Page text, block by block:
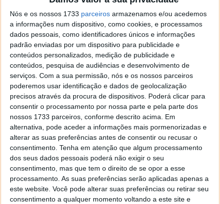
Nós e os nossos 1733 parceiros armazenamos e/ou acedemos
a informações num dispositivo, como cookies, e processamos
dados pessoais, como identificadores únicos e informações
padrão enviadas por um dispositivo para publicidade e
conteúdos personalizados, medição de publicidade e
conteúdos, pesquisa de audiências e desenvolvimento de
serviços. Com a sua permissão, nós e os nossos parceiros
poderemos usar identificação e dados de geolocalização
precisos através da procura de dispositivos. Poderá clicar para
consentir o processamento por nossa parte e pela parte dos
nossos 1733 parceiros, conforme descrito acima. Em
alternativa, pode aceder a informações mais pormenorizadas e
alterar as suas preferências antes de consentir ou recusar o
consentimento. Tenha em atenção que algum processamento
dos seus dados pessoais poderá não exigir o seu
consentimento, mas que tem o direito de se opor a esse
processamento. As suas preferências serão aplicadas apenas a
este website. Você pode alterar suas preferências ou retirar seu
consentimento a qualquer momento voltando a este site e
tentei apagar o explorer na tentativa de forçar o uso do
firefox mas em vao. Kaso te lembres de outra dica fico
agradecido, caso contrario obrigado a mesma
Responder
Vítor M.
7 de Novembro de 2005 às 01:39
@Reporter
Desculpa mas o link funciona. Seja como for segue por mail
o MSn Messenger 8.
Responder
Vítor M.
7 de Novembro de 2005 às 11:21
@Rui
Tens de encontrar o que te falei. Faz da seguinte maneira,
janela iniciar e no topo dessa janela com o botão direito do
rato faz propriedades. Depois no separador Menu ‘Iniciar’
clica no botão ‘Personalizar’ aí encontrarás no separador
geral a opção para escolheres o Browser com que queres